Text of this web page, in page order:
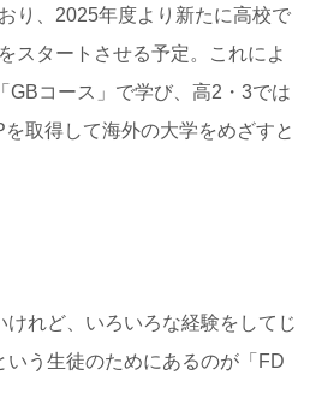
り、2025年度より新たに高校で
スタートさせる予定。これによ
GBコース」で学び、高2・3では
取得して海外の大学をめざすと
れど、いろいろな経験をしてじ
いう生徒のためにあるのが「FD